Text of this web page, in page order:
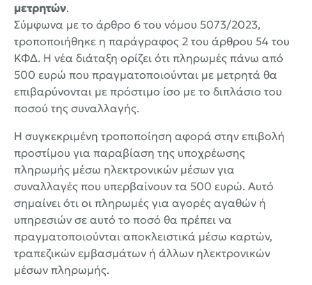
μετρητών.
Σύμφωνα με το άρθρο 6 του νόμου 5073/2023,
τροποποιήθηκε η παράγραφος 2 του άρθρου 54 του
ΚΦΔ. Η νέα διάταξη ορίζει ότι πληρωμές πάνω από
500 ευρώ που πραγματοποιούνται με μετρητά θα
επιβαρύνονται με πρόστιμο ίσο με το διπλάσιο του
ποσού της συναλλαγής.
Η συγκεκριμένη τροποποίηση αφορά στην επιβολή
προστίμου για παραβίαση της υποχρέωσης
πληρωμής μέσω ηλεκτρονικών μέσων για
συναλλαγές που υπερβαίνουν τα 500 ευρώ. Αυτό
σημαίνει ότι οι πληρωμές για αγορές αγαθών ή
υπηρεσιών σε αυτό το ποσό θα πρέπει να
πραγματοποιούνται αποκλειστικά μέσω καρτών,
τραπεζικών εμβασμάτων ή άλλων ηλεκτρονικών
μέσων πληρωμής.